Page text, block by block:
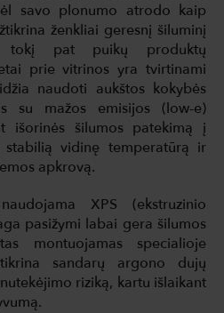
savo plonumo atrodo kaip
ženkliai geresnį šiluminį
tokį pat puikų produktų
prie vitrinos yra tvirtinami
naudoti aukštos kokybės
su mažos emisijos (low-e)
išorinės šilumos patekimą į
vidinę temperatūrą ir
apkrovą.
XPS (ekstruzinio
pasižymi labai gera šilumos
montuojamas specialioje
sandarų argono dujų
riziką, kartu išlaikant